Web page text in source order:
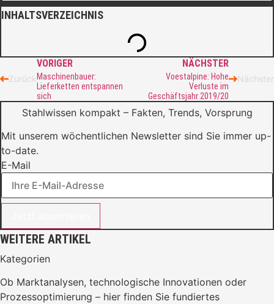
INHALTSVERZEICHNIS
Zurück
VORIGER
Maschinenbauer:
Lieferketten entspannen
sich
NÄCHSTER
Voestalpine: Hohe
Verluste im
Geschäftsjahr 2019/20
Nächster
Stahlwissen kompakt – Fakten, Trends, Vorsprung
Mit unserem wöchentlichen Newsletter sind Sie immer up-
to-date.
E-Mail
WEITERE ARTIKEL
Kategorien
Ob Marktanalysen, technologische Innovationen oder
Prozessoptimierung – hier finden Sie fundiertes